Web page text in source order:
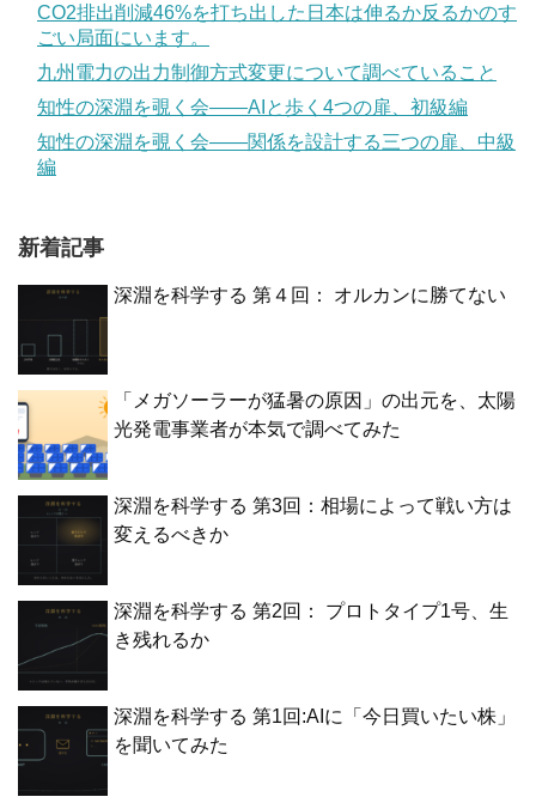
CO2排出削減46%を打ち出した日本は伸るか反るかのす
ごい局面にいます。
九州電力の出力制御方式変更について調べていること
知性の深淵を覗く会——AIと歩く4つの扉、初級編
知性の深淵を覗く会——関係を設計する三つの扉、中級
編
新着記事
深淵を科学する 第４回： オルカンに勝てない
「メガソーラーが猛暑の原因」の出元を、太陽
光発電事業者が本気で調べてみた
深淵を科学する 第3回：相場によって戦い方は
変えるべきか
深淵を科学する 第2回： プロトタイプ1号、生
き残れるか
深淵を科学する 第1回:AIに「今日買いたい株」
を聞いてみた